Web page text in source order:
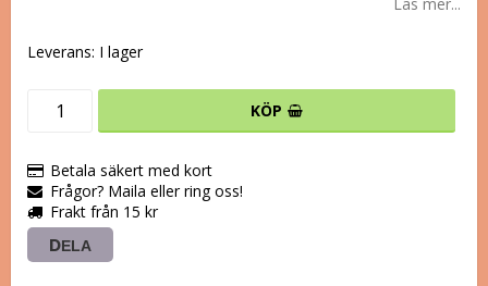
Leverans: I lager
KÖP
Betala säkert med kort
Frågor? Maila eller ring oss!
Frakt från 15 kr
DELA